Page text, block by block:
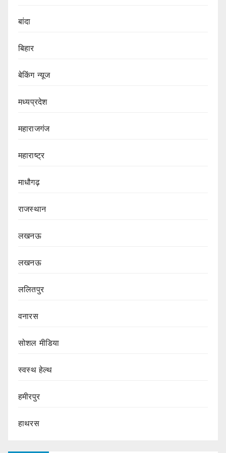
बांदा
बिहार
बेकिंग न्यूज
मध्यप्रदेश
महाराजगंज
महाराष्ट्र
माधौगढ़
राजस्थान
लखनऊ
लखनऊ
ललितपुर
वनारस
सोशल मीडिया
स्वस्थ हेल्थ
हमीरपुर
हाथरस